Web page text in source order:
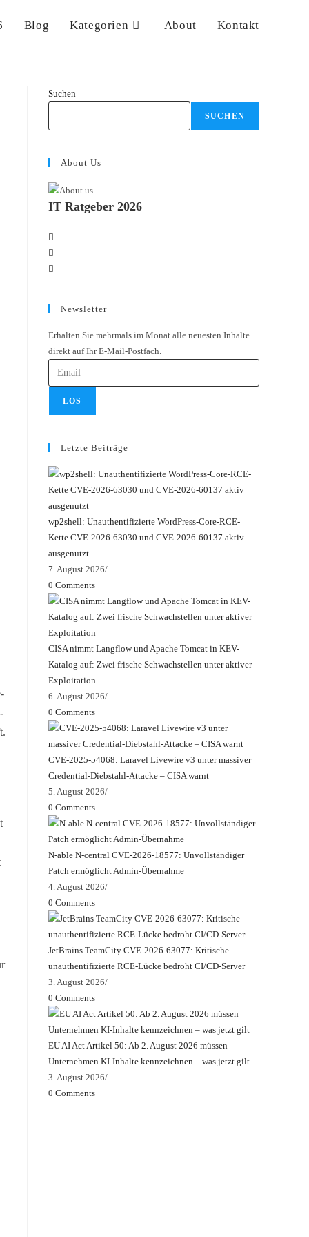
Blog Kategorien About Kontakt
Suchen
SUCHEN
About Us
IT Ratgeber 2026
tab
new
tab
Newsletter
Erhalten Sie mehrmals im Monat alle neuesten Inhalte
direkt auf Ihr E-Mail-Postfach.
LOS
Letzte Beiträge
wp2shell: Unauthentifizierte WordPress-Core-RCE-
Kette CVE-2026-63030 und CVE-2026-60137 aktiv
ausgenutzt
7. August 2026/
0 Comments
CISA nimmt Langflow und Apache Tomcat in KEV-
Katalog auf: Zwei frische Schwachstellen unter aktiver
Exploitation
6. August 2026/
0 Comments
CVE-2025-54068: Laravel Livewire v3 unter massiver
Credential-Diebstahl-Attacke – CISA warnt
5. August 2026/
0 Comments
N-able N-central CVE-2026-18577: Unvollständiger
Patch ermöglicht Admin-Übernahme
4. August 2026/
0 Comments
JetBrains TeamCity CVE-2026-63077: Kritische
unauthentifizierte RCE-Lücke bedroht CI/CD-Server
3. August 2026/
0 Comments
EU AI Act Artikel 50: Ab 2. August 2026 müssen
Unternehmen KI-Inhalte kennzeichnen – was jetzt gilt
3. August 2026/
0 Comments